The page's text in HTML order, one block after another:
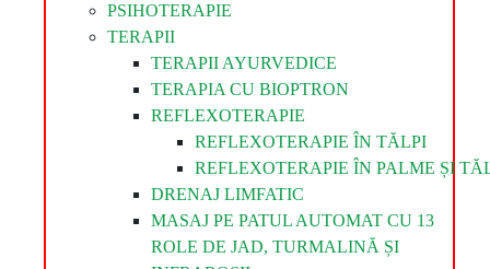
PSIHOTERAPIE
TERAPII
TERAPII AYURVEDICE
TERAPIA CU BIOPTRON
REFLEXOTERAPIE
REFLEXOTERAPIE ÎN TĂLPI
REFLEXOTERAPIE ÎN PALME ȘI
DRENAJ LIMFATIC
MASAJ PE PATUL AUTOMAT CU 13
ROLE DE JAD, TURMALINĂ ȘI